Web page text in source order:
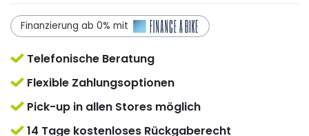
Finanzierung ab 0% mit
Telefonische Beratung
Flexible Zahlungsoptionen
Pick-up in allen Stores möglich
14 Tage kostenloses Rückgaberecht